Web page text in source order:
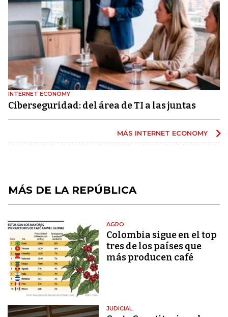
INTERNET ECONOMY
Ciberseguridad: del área de TI a las juntas
MÁS INTERNET ECONOMY
MÁS DE LA REPÚBLICA
AGRO
Colombia sigue en el top
tres de los países que
más producen café
JUDICIAL